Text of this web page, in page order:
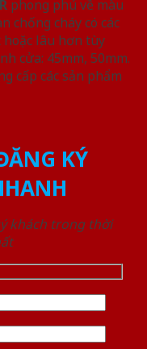
phong phú về màu
chống cháy có các
lâu hơn tùy
cửa: 45mm, 50mm.
cấp các sản phẩm
KÝ
khách trong thời